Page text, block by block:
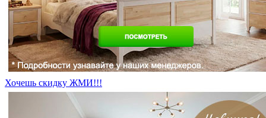
Хочешь скидку ЖМИ!!!